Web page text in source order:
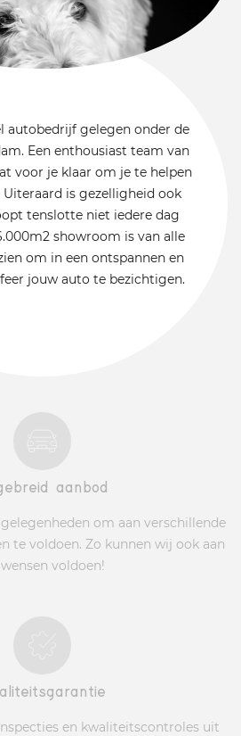
autobedrijf gelegen onder de
Een enthousiast team van
voor je klaar om je te helpen
Uiteraard is gezelligheid ook
tenslotte niet iedere dag
showroom is van alle
om in een ontspannen en
jouw auto te bezichtigen.
aanbod
om aan verschillende
te voldoen. Zo kunnen wij ook aan
voldoen!
en kwaliteitscontroles uit